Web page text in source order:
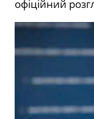
офіційний